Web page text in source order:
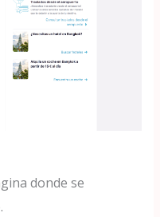
donde se